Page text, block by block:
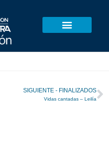
SIGUIENTE - FINALIZADOS
Vidas cantadas – Leilía